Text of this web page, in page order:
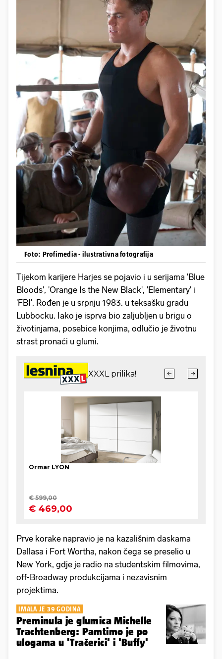
Foto: Profimedia - ilustrativna fotografija
Tijekom karijere Harjes se pojavio i u serijama 'Blue
Bloods', 'Orange Is the New Black', 'Elementary' i
'FBI'. Rođen je u srpnju 1983. u teksašku gradu
Lubbocku. Iako je isprva bio zaljubljen u brigu o
životinjama, posebice konjima, odlučio je životnu
strast pronaći u glumi.
Prve korake napravio je na kazališnim daskama
Dallasa i Fort Wortha, nakon čega se preselio u
New York, gdje je radio na studentskim filmovima,
off-Broadway produkcijama i nezavisnim
projektima.
IMALA JE 39 GODINA
Preminula je glumica Michelle
Trachtenberg: Pamtimo je po
ulogama u 'Tračerici' i 'Buffy'